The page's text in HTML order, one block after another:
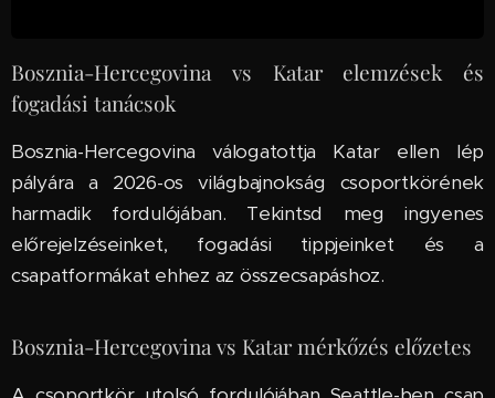
Bosznia-Hercegovina vs Katar elemzések és
fogadási tanácsok
Bosznia-Hercegovina válogatottja Katar ellen lép
pályára a 2026-os világbajnokság csoportkörének
harmadik fordulójában. Tekintsd meg ingyenes
előrejelzéseinket, fogadási tippjeinket és a
csapatformákat ehhez az összecsapáshoz.
Bosznia-Hercegovina vs Katar mérkőzés előzetes